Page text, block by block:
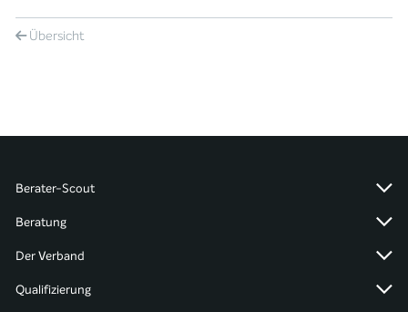
Übersicht
Berater-Scout
Beratung
Der Verband
Qualifizierung